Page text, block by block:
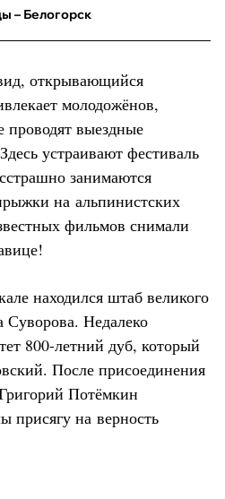
– Белогорск
открывающийся
молодожёнов,
проводят выездные
устраивают фестиваль
занимаются
на альпинистских
фильмов снимали
находился штаб великого
Суворова. Недалеко
800-летний дуб, который
После присоединения
Потёмкин
присягу на верность